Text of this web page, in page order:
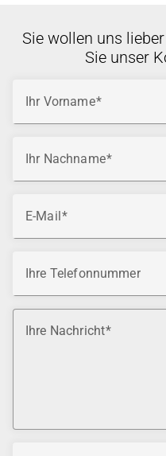
Sie wollen uns
Sie unser
Ihr Vorname
Ihr Nachname
E-Mail
Ihre Telefonnummer
Ihre Nachricht